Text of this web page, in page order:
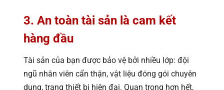
3. An toàn tài sản là cam kết
hàng đầu
Tài sản của bạn được bảo vệ bởi nhiều lớp: đội
ngũ nhân viên cẩn thận, vật liệu đóng gói chuyên
dụng, trang thiết bị hiện đại. Quan trọng hơn hết,